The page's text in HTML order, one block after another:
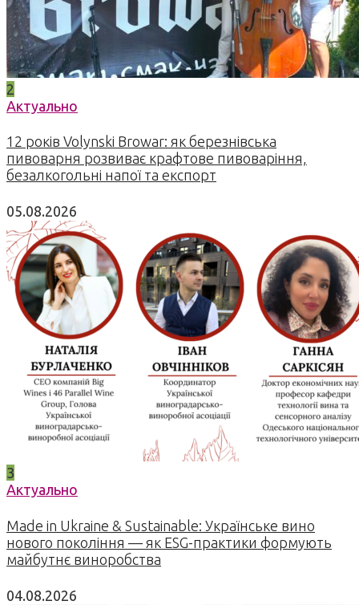
2
Актуально
12 років Volynski Browar: як березнівська
пивоварня розвиває крафтове пивоваріння,
безалкогольні напої та експорт
05.08.2026
3
Актуально
Made in Ukraine & Sustainable: Українське вино
нового покоління — як ESG-практики формують
майбутнє виноробства
04.08.2026